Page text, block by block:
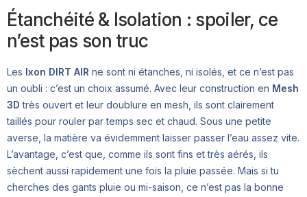
Étanchéité & Isolation : spoiler, ce
n’est pas son truc
Les Ixon DIRT AIR ne sont ni étanches, ni isolés, et ce n’est pas
un oubli : c’est un choix assumé. Avec leur construction en Mesh
3D très ouvert et leur doublure en mesh, ils sont clairement
taillés pour rouler par temps sec et chaud. Sous une petite
averse, la matière va évidemment laisser passer l’eau assez vite.
L’avantage, c’est que, comme ils sont fins et très aérés, ils
sèchent aussi rapidement une fois la pluie passée. Mais si tu
cherches des gants pluie ou mi-saison, ce n’est pas la bonne